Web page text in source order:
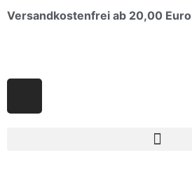
Versandkostenfrei ab 20,00 Euro